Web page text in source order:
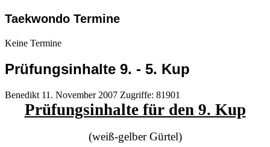
Taekwondo Termine
Keine Termine
Prüfungsinhalte 9. - 5. Kup
Benedikt 11. November 2007 Zugriffe: 81901
Prüfungsinhalte für den 9. Kup
(weiß-gelber Gürtel)